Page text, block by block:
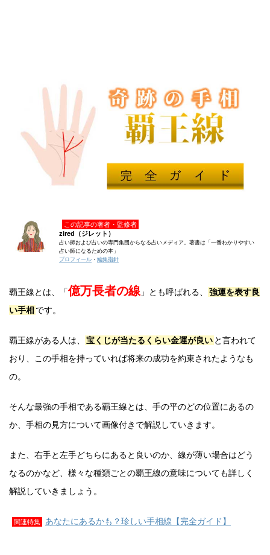
この記事の著者・監修者
zired（ジレット）
占い師および占いの専門集団からなる占いメディア。著書は「一番わかりやすい
占い師になるための本」
プロフィール ・ 編集指針
覇王線とは、「億万長者の線 」とも呼ばれる、
強運を表す良
い手相です。
覇王線がある人は、 宝くじが当たるくらい金運が良い と言われて
おり、この手相を持っていれば将来の成功を約束されたようなも
の。
そんな最強の手相である覇王線とは、手の平のどの位置にあるの
か、手相の見方について画像付きで解説していきます。
また、右手と左手どちらにあると良いのか、線が薄い場合はどう
なるのかなど、様々な種類ごとの覇王線の意味についても詳しく
解説していきましょう。
関連特集 あなたにあるかも？珍しい手相線【完全ガイド】